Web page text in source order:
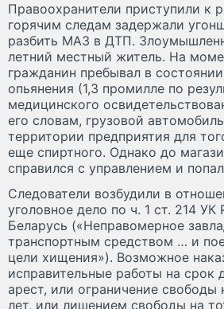
Правоохранители приступили к
горячим следам задержали
разбить МАЗ в ДТП.
летний местный житель. На
гражданин пребывал в
опьянения (1,3 промилле по
медицинского
его словам, грузовой
территории предприятия для
еще спиртного. Однако до
справился с управлением и
Следователи возбудили в
уголовное дело по ч. 1 ст. 214 УК
Беларусь («Неправомерное
транспортным средством … и
цели хищения»). Возможное
исправительные работы на срок
арест, или ограничение свободы
лет, или лишением свободы на